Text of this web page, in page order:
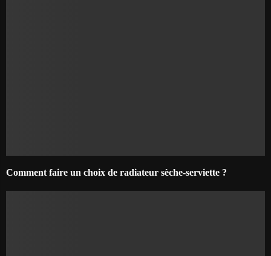
Comment faire un choix de radiateur sèche-serviette ?